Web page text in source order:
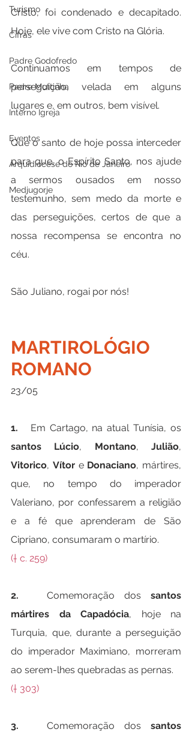
Turismo
Cifras
Padre Godofredo
Padre Mottinha
Interno Igreja
Eventos
Arquidiocese do Rio de Janeiro
Medjugorje
Cristo, foi condenado e decapitado.
Hoje, ele vive com Cristo na Glória.
Continuamos em tempos de
perseguição, velada em alguns
lugares e, em outros, bem visível.
Que o santo de hoje possa interceder
para que, o Espírito Santo, nos ajude
a sermos ousados em nosso
testemunho, sem medo da morte e
das perseguições, certos de que a
nossa recompensa se encontra no
céu.
São Juliano, rogai por nós!
MARTIROLÓGIO
ROMANO
23/05
1.
santos Lúcio, Montano, Julião
Vitorico, Vítor e Donaciano, mártires,
que, no tempo do imperador
Valeriano, por confessarem a religião
e a fé que aprenderam de São
Cipriano, consumaram o martírio.
(† c. 259)
2. Comemoração dos santos
mártires da Capadócia, hoje na
Turquia, que, durante a perseguição
do imperador Maximiano, morreram
ao serem-lhes quebradas as pernas.
(† 303)
3. Comemoração dos santos